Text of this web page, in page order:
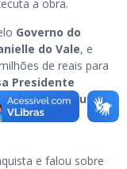
a obra.
Governo do
do Vale, e
de reais para
Presidente
asfalto a Rua
São José
e falou sobre